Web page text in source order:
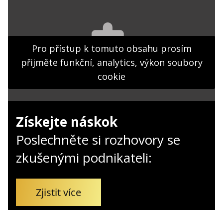
Obchodní podmínky
Hledaná fráze Hledat
Pro přístup k tomuto obsahu prosím
přijměte funkční, analytics, výkon soubory
cookie
Získejte náskok
Poslechněte si rozhovory se
zkušenými podnikateli:
Zjistit více